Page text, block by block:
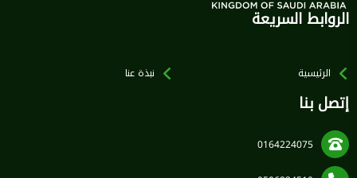
الروابط السريعة
الرئيسية نبذة عنا
إتصل بنا
0164224075